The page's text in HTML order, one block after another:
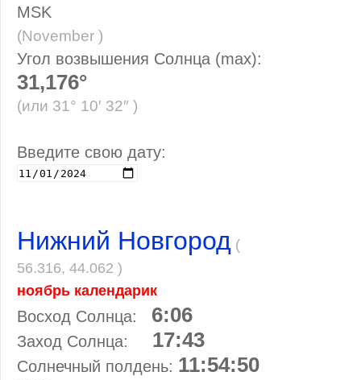
MSK
(November )
Угол возвышения Солнца (max):
31,176°
(или 31° 10′ 32″ )
Введите свою дату:
Нижний Новгород (
56.316, 44.062 )
ноябрь календарик
Восход Солнца: 6:06
Заход Солнца: 17:43
Солнечный полдень: 11:54:50